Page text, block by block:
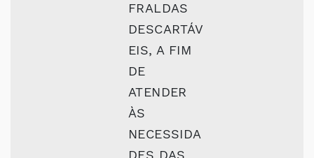
FRALDAS
DESCARTÁV
EIS, A FIM
DE
ATENDER
ÀS
NECESSIDA
DES DAS